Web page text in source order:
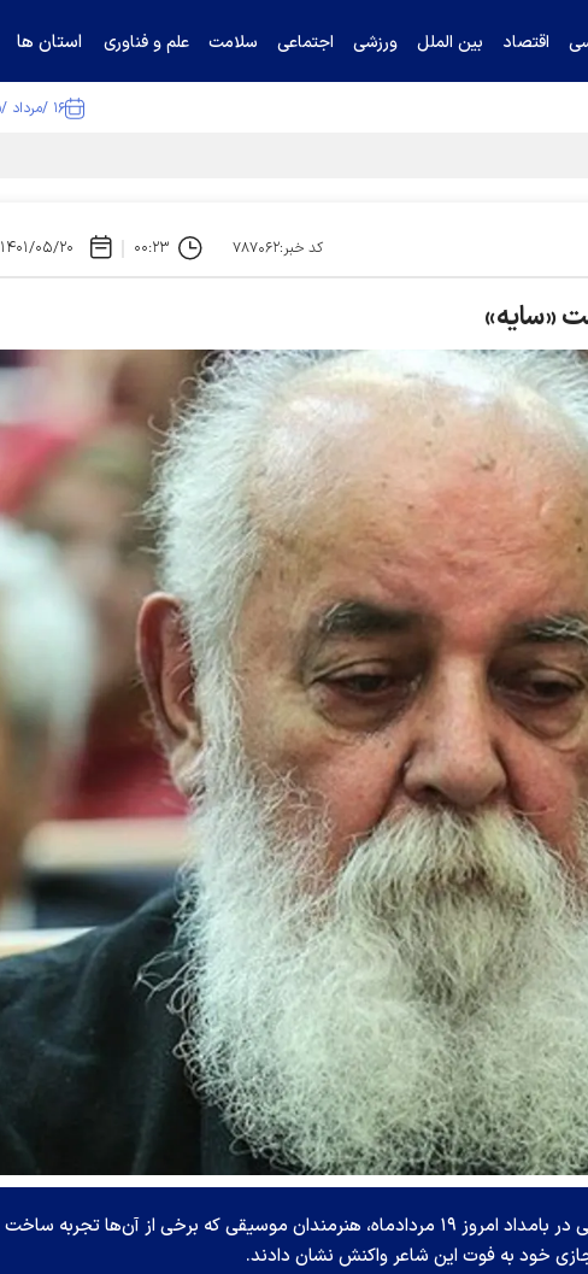
اقتصاد بین الملل ورزشی اجتماعی سلامت علم و فناوری استان ها
۱۶ /مرداد /۱۴۰۵
را تکذیب کرد
کد خبر:۷۸۷۰۶۲ ۰۰:۲۳ ۱۴۰۱/۰۵/۲۰
«سایه»
در پی درگذشت هوشنگ ابتهاج، شاعرِ نامدار ایرانی در بامداد امروز ۱۹ مردادماه، هنرمندان موسیقی که برخی از آن‌ها تجربه ساخت
خود به فوت این شاعر واکنش نشان دادند.